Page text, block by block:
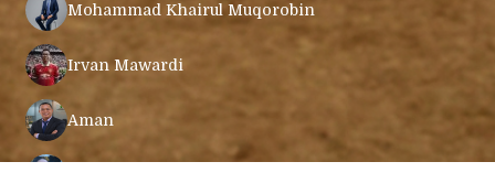
Mohammad Khairul Muqorobin
Irvan Mawardi
Aman